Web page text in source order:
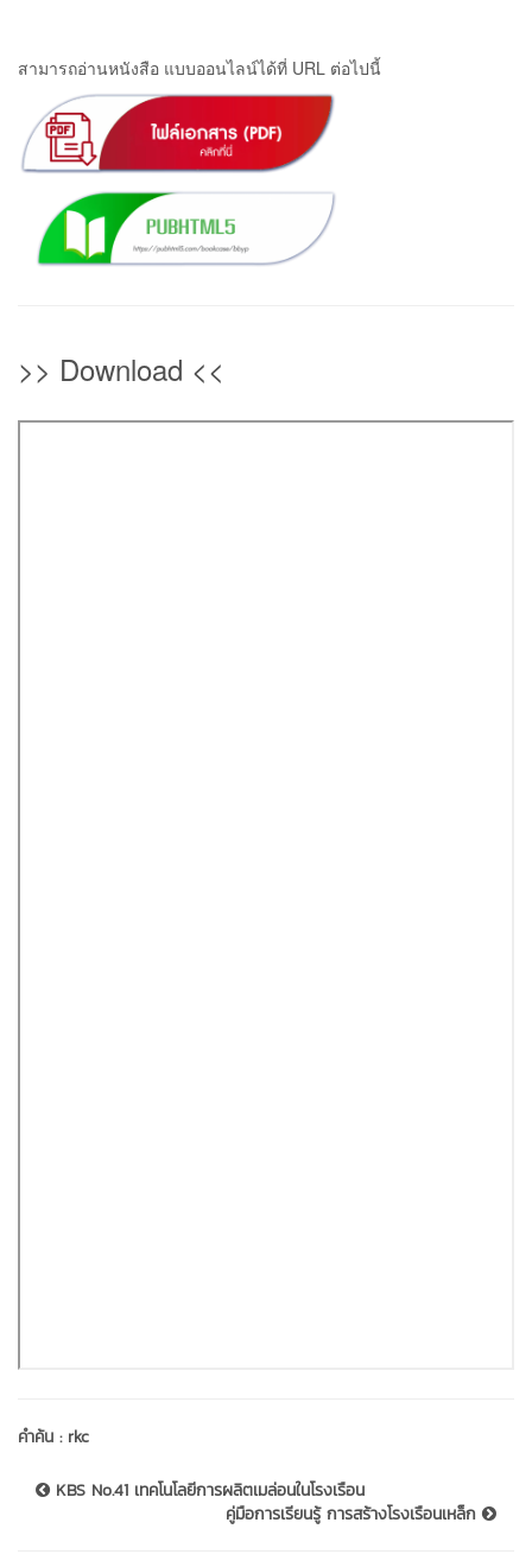
สามารถอ่านหนังสือ แบบออนไลน์ได้ที่ URL ต่อไปนี้
>> Download <<
คำค้น : rkc
KBS No.41 เทคโนโลยีการผลิตเมล่อนในโรงเรือน
คู่มือการเรียนรู้ การสร้างโรงเรือนเหล็ก